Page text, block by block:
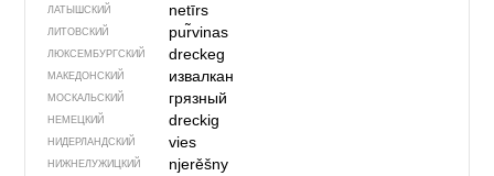
ЛАТЫШСКИЙ netīrs
ЛИТОВСКИЙ pur̃vinas
ЛЮКСЕМБУРГСКИЙ dreckeg
МАКЕДОНСКИЙ извалкан
МОСКАЛЬСКИЙ грязный
НЕМЕЦКИЙ dreckig
НИДЕРЛАНДСКИЙ vies
НИЖНЕЛУЖИЦКИЙ njerěšny